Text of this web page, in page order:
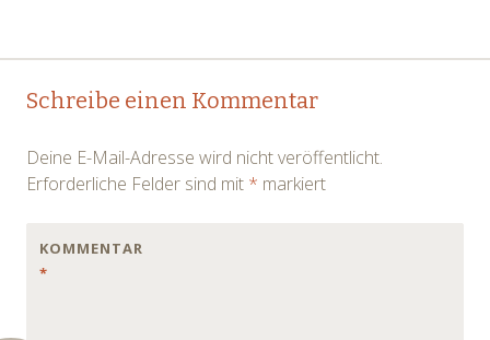
Post
Schreibe einen Kommentar
Deine E-Mail-Adresse wird nicht veröffentlicht.
Erforderliche Felder sind mit * markiert
KOMMENTAR
*